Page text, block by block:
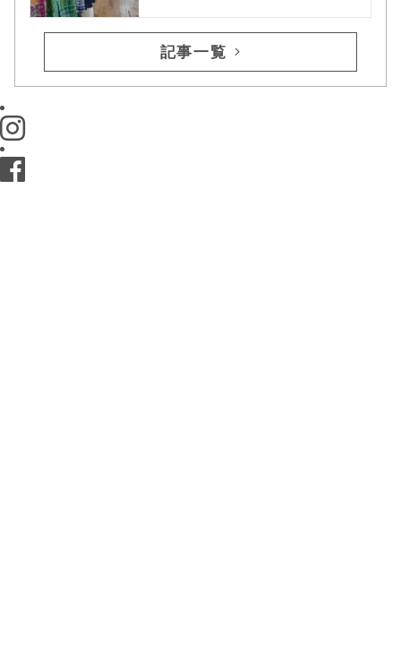
記事一覧